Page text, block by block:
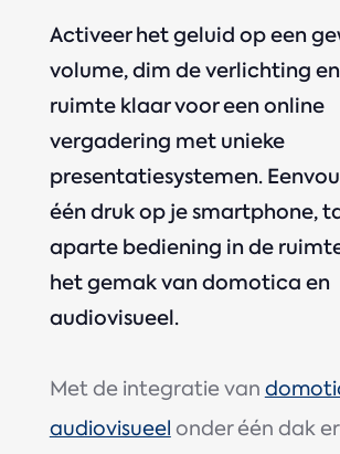
Activeer het geluid op een
volume, dim de verlichting
ruimte klaar voor een online
vergadering met unieke
presentatiesystemen.
één druk op je smartphone,
aparte bediening in de
het gemak van domotica en
audiovisueel.
Met de integratie van
audiovisueel onder één dak